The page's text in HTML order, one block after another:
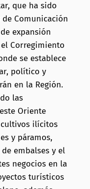
que ha sido
Comunicación
expansión
Corregimiento
se establece
político y
en la Región.
las
Oriente
ilícitos
y páramos,
embalses y el
negocios en la
turísticos